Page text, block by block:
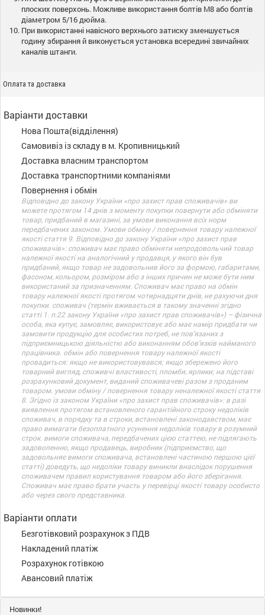
плоских поверхонь. Можливе використання болтів M8 або болтів
діаметром 5/16 дюйма.
При використанні навісного верхнього затиску зменшується
годину збирання й виконується установка всередині звичайних
каналів штанги.
Оплата та доставка
Варіанти доставки
Нова Пошта(відділення)
Самовивіз із складу в м. Кропивницький
Доставка власним транспортом
Доставка транспортними компаніями
Повернення і обмін
Відповідно до закону України «про захист прав споживачів» ви
можете протягом 14 днів з моменту покупки повернути або обміняти
товар, придбаний в магазині, за умови виконання всіх норм
передбачених законом. Умови обміну / повернення товару належної
якості стаття 9. Відповідно до закону України «про захист прав
споживачів»: споживач має право обміняти непродовольчий товар
належної якості на аналогічний у продавця, у якого він був
придбаний, якщо товар не задовольнив його за формою, габаритами,
фасоном, кольором, розміром або з інших причин не може бути ним
використаний за призначенням. Споживач має право на обмін
товару належної якості протягом чотирнадцяти днів, не рахуючи дня
покупки. споживач (термін вживається в такому значенні згідно
статті 1. п.22 закону України «про захист прав споживачів») – фізична
особа, яка купує, замовляє, використовує або має намір придбати чи
замовити продукцію для особистих потреб, не пов’язаних з
підприємницькою діяльністю або виконанням обов’язків найманого
працівника. обмін або повернення товару належної якості
провадиться: якщо не використовувався; якщо збережено його
товарний вигляд, споживчі властивості, пломби, ярлики; на підставі
розрахунковий документ, виданий споживачеві разом з проданим
товаром. умови обміну / повернення товару неналежної якості стаття
8. Згідно із законом України «про захист прав споживачів»: в разі
виявлення протягом встановленого гарантійного строку недоліків
споживач, в порядку та в строки, встановлені законодавством, має
право вимагати безоплатного усунення недоліків товару в розумний
строк. вимоги споживача, передбачених цією статтею, не підлягають
задоволенню, якщо продавець, виробник (підприємство, що
задовольняє вимоги споживача, встановлені частиною першою цієї
статті) доведуть, що недоліки товару виникли внаслідок порушення
споживачем правил користування товаром або його зберігання.
Споживач має право брати участь у перевірці якості товару особисто
або через свого представника.
Варіанти оплати
Безготівковий розрахунок з ПДВ
Накладений платіж
Розрахунок готівкою
Авансовий платіж
Новинки!